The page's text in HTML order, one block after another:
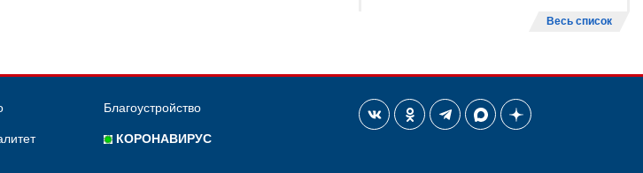
Весь список
Благоустройство
КОРОНАВИРУС